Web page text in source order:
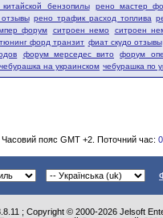
бензопилы рено мастер
рено трафик расход топлива
форум
ситроен немо ситроен
тюнинг форд транзит фиат скудо отзывы
форум мерседес вито форум
чебурашка на украинском чебурашка по
Часовий пояс GMT +2. Поточний час:
; Copyright © 2000-2026 Jelsoft